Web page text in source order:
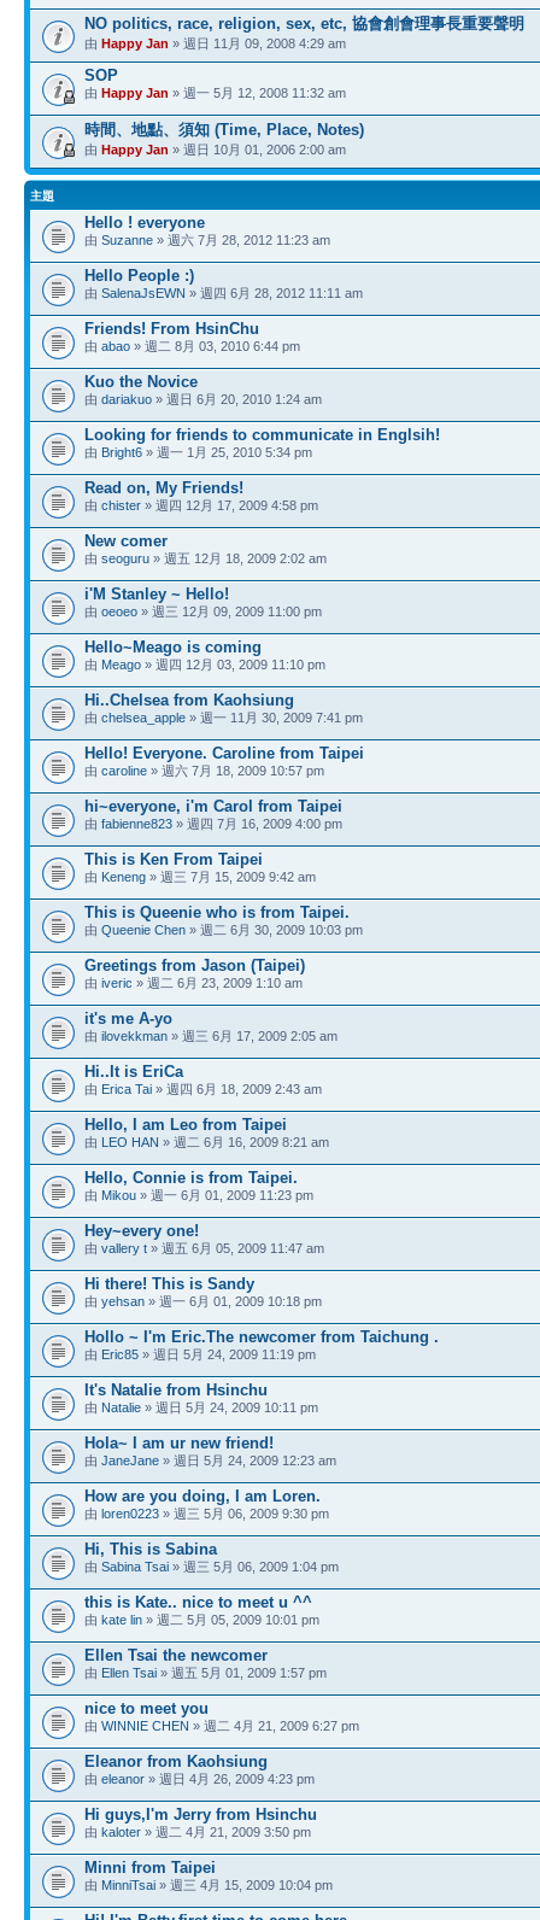
NO politics, race, religion, sex, etc, 協會創會理事長重要聲明
由 Happy Jan » 週日 11月 09, 2008 4:29 am
SOP
由 Happy Jan » 週一 5月 12, 2008 11:32 am
時間、地點、須知 (Time, Place, Notes)
由 Happy Jan » 週日 10月 01, 2006 2:00 am
主題
Hello ! everyone
由 Suzanne » 週六 7月 28, 2012 11:23 am
Hello People :)
由 SalenaJsEWN » 週四 6月 28, 2012 11:11 am
Friends! From HsinChu
由 abao » 週二 8月 03, 2010 6:44 pm
Kuo the Novice
由 dariakuo » 週日 6月 20, 2010 1:24 am
Looking for friends to communicate in Englsih!
由 Bright6 » 週一 1月 25, 2010 5:34 pm
Read on, My Friends!
由 chister » 週四 12月 17, 2009 4:58 pm
New comer
由 seoguru » 週五 12月 18, 2009 2:02 am
i'M Stanley ~ Hello!
由 oeoeo » 週三 12月 09, 2009 11:00 pm
Hello~Meago is coming
由 Meago » 週四 12月 03, 2009 11:10 pm
Hi..Chelsea from Kaohsiung
由 chelsea_apple » 週一 11月 30, 2009 7:41 pm
Hello! Everyone. Caroline from Taipei
由 caroline » 週六 7月 18, 2009 10:57 pm
hi~everyone, i'm Carol from Taipei
由 fabienne823 » 週四 7月 16, 2009 4:00 pm
This is Ken From Taipei
由 Keneng » 週三 7月 15, 2009 9:42 am
This is Queenie who is from Taipei.
由 Queenie Chen » 週二 6月 30, 2009 10:03 pm
Greetings from Jason (Taipei)
由 iveric » 週二 6月 23, 2009 1:10 am
it's me A-yo
由 ilovekkman » 週三 6月 17, 2009 2:05 am
Hi..It is EriCa
由 Erica Tai » 週四 6月 18, 2009 2:43 am
Hello, I am Leo from Taipei
由 LEO HAN » 週二 6月 16, 2009 8:21 am
Hello, Connie is from Taipei.
由 Mikou » 週一 6月 01, 2009 11:23 pm
Hey~every one!
由 vallery t » 週五 6月 05, 2009 11:47 am
Hi there! This is Sandy
由 yehsan » 週一 6月 01, 2009 10:18 pm
Hollo ~ I'm Eric.The newcomer from Taichung .
由 Eric85 » 週日 5月 24, 2009 11:19 pm
It's Natalie from Hsinchu
由 Natalie » 週日 5月 24, 2009 10:11 pm
Hola~ I am ur new friend!
由 JaneJane » 週日 5月 24, 2009 12:23 am
How are you doing, I am Loren.
由 loren0223 » 週三 5月 06, 2009 9:30 pm
Hi, This is Sabina
由 Sabina Tsai » 週三 5月 06, 2009 1:04 pm
this is Kate.. nice to meet u ^^
由 kate lin » 週二 5月 05, 2009 10:01 pm
Ellen Tsai the newcomer
由 Ellen Tsai » 週五 5月 01, 2009 1:57 pm
nice to meet you
由 WINNIE CHEN » 週二 4月 21, 2009 6:27 pm
Eleanor from Kaohsiung
由 eleanor » 週日 4月 26, 2009 4:23 pm
Hi guys,I'm Jerry from Hsinchu
由 kaloter » 週二 4月 21, 2009 3:50 pm
Minni from Taipei
由 MinniTsai » 週三 4月 15, 2009 10:04 pm